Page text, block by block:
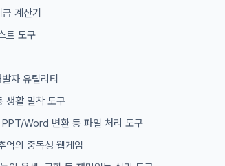
계산기
트 도구
자 유틸리티
생활 밀착 도구
Word 변환 등 파일 처리 도구
의 중독성 웹게임